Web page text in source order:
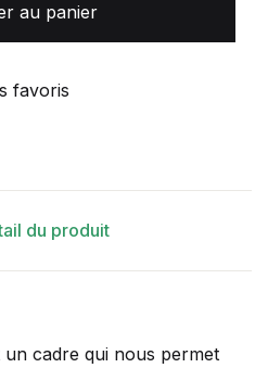
au panier
favoris
du produit
cadre qui nous permet